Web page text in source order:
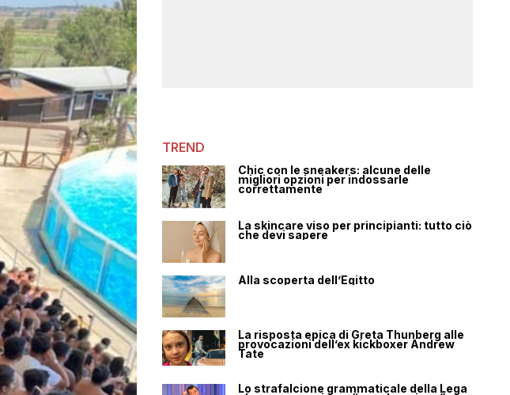
TREND
Chic con le sneakers: alcune delle
migliori opzioni per indossarle
correttamente
La skincare viso per principianti: tutto ciò
che devi sapere
Alla scoperta dell’Egitto
La risposta epica di Greta Thunberg alle
provocazioni dell’ex kickboxer Andrew
Tate
Lo strafalcione grammaticale della Lega